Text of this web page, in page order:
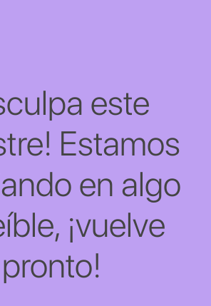
este
Estamos
en algo
¡vuelve
pronto!